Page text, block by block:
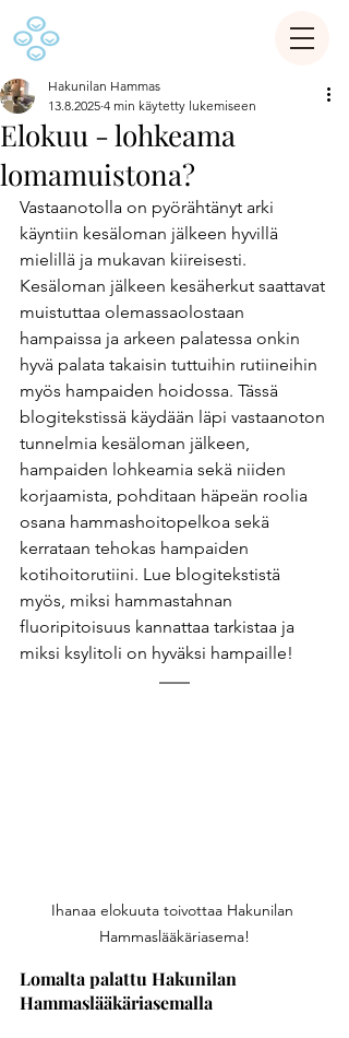
Elokuu - lohkeama
lomamuistona?
Hakunilan Hammas
13.8.2025 4 min käytetty lukemiseen
Vastaanotolla on pyörähtänyt arki
käyntiin kesäloman jälkeen hyvillä
mielillä ja mukavan kiireisesti.
Kesäloman jälkeen kesäherkut saattavat
muistuttaa olemassaolostaan
hampaissa ja arkeen palatessa onkin
hyvä palata takaisin tuttuihin rutiineihin
myös hampaiden hoidossa. Tässä
blogitekstissä käydään läpi vastaanoton
tunnelmia kesäloman jälkeen,
hampaiden lohkeamia sekä niiden
korjaamista, pohditaan häpeän roolia
osana hammashoitopelkoa sekä
kerrataan tehokas hampaiden
kotihoitorutiini. Lue blogitekstistä
myös, miksi hammastahnan
fluoripitoisuus kannattaa tarkistaa ja
miksi ksylitoli on hyväksi hampaille!
Ihanaa elokuuta toivottaa Hakunilan
Hammaslääkäriasema!
Lomalta palattu Hakunilan
Hammaslääkäriasemalla